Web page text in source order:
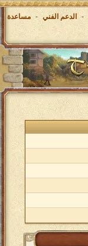
- الدعم الفني - مساعدة